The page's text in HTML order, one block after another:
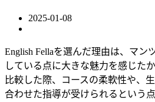
2025-01-08
English Fellaを選んだ理由は、マン
している点に大きな魅力を感じた
比較した際、コースの柔軟性や、
合わせた指導が受けられるという